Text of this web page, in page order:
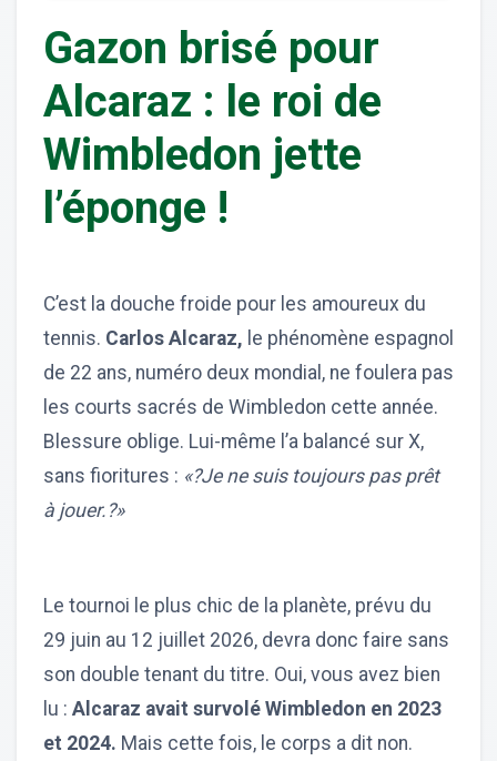
Gazon brisé pour
Alcaraz : le roi de
Wimbledon jette
l’éponge !
C’est la douche froide pour les amoureux du
tennis. Carlos Alcaraz, le phénomène espagnol
de 22 ans, numéro deux mondial, ne foulera pas
les courts sacrés de Wimbledon cette année.
Blessure oblige. Lui-même l’a balancé sur X,
sans fioritures : «?Je ne suis toujours pas prêt
à jouer.?»
Le tournoi le plus chic de la planète, prévu du
29 juin au 12 juillet 2026, devra donc faire sans
son double tenant du titre. Oui, vous avez bien
lu : Alcaraz avait survolé Wimbledon en 2023
et 2024. Mais cette fois, le corps a dit non.